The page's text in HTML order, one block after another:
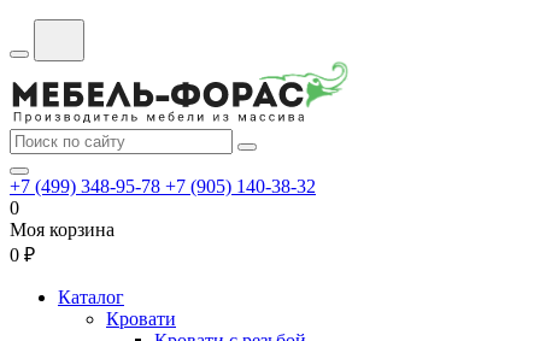
+7 (499) 348-95-78 +7 (905) 140-38-32
0
Моя корзина
0 ₽
Каталог
Кровати